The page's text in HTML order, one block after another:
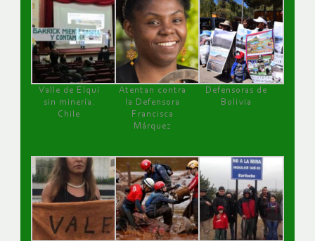
Valle de Elqui
sin minería.
Chile
Atentan contra
la Defensora
Francisca
Márquez
Defensoras de
Bolivia